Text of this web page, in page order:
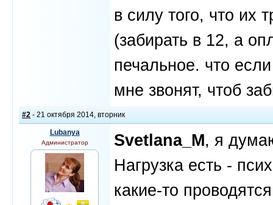
в силу того, что их
(забирать в 12, а
печальное. что
мне звонят, чтоб
#2 - 21 октября 2014, вторник
Lubanya
Администратор Svetlana_M, я
Нагрузка есть -
какие-то